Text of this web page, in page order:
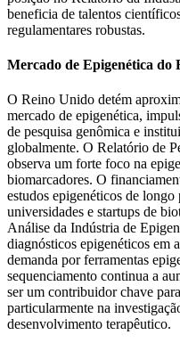
beneficia de talentos
regulamentares robustas.
Mercado de Epigenética do
O Reino Unido detém
mercado de epigenética,
de pesquisa genômica e
globalmente. O Relatório de
observa um forte foco na
biomarcadores. O
estudos epigenéticos de
universidades e startups de
Análise da Indústria de
diagnósticos epigenéticos em
demanda por ferramentas
sequenciamento continua a
ser um contribuidor chave
particularmente na
desenvolvimento terapêutico.